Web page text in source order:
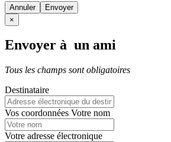
Annuler
×
Envoyer à un ami
Tous les champs sont obligatoires
Destinataire
Vos coordonnées Votre nom
Votre adresse électronique